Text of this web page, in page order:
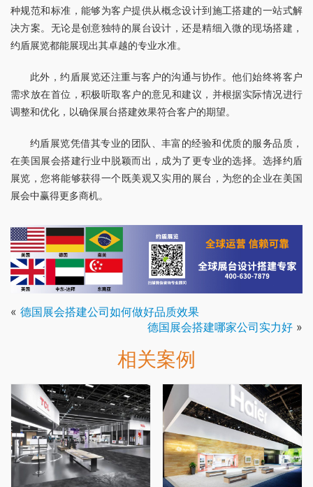
种规范和标准，能够为客户提供从概念设计到施工搭建的一站式解
决方案。无论是创意独特的展台设计，还是精细入微的现场搭建，
约盾展览都能展现出其卓越的专业水准。
此外，约盾展览还注重与客户的沟通与协作。他们始终将客户
需求放在首位，积极听取客户的意见和建议，并根据实际情况进行
调整和优化，以确保展台搭建效果符合客户的期望。
约盾展览凭借其专业的团队、丰富的经验和优质的服务品质，
在美国展会搭建行业中脱颖而出，成为了更专业的选择。选择约盾
展览，您将能够获得一个既美观又实用的展台，为您的企业在美国
展会中赢得更多商机。
« 德国展会搭建公司如何做好品质效果
德国展会搭建哪家公司实力好 »
相关案例